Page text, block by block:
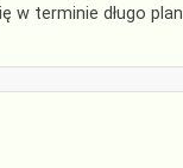
w terminie długo